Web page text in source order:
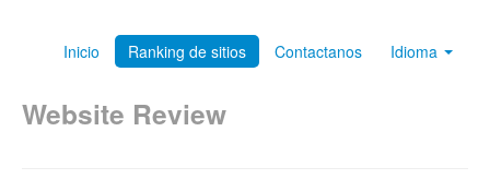
Inicio Ranking de sitios Contactanos Idioma
Website Review